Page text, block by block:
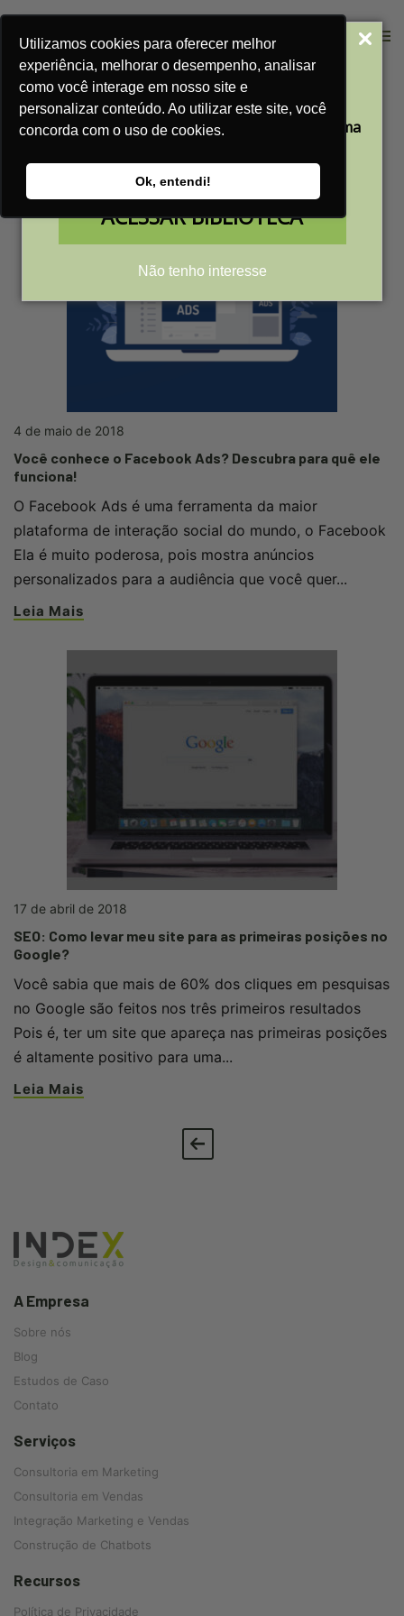
Acesse Nossa
Biblioteca Gratuita
Aprenda a transformar a sua empresa em uma
com nossos conteúdos gratuitos
ACESSAR BIBLIOTECA
Não tenho interesse
Utilizamos cookies para oferecer melhor
experiência, melhorar o desempenho, analisar
como você interage em nosso site e
personalizar conteúdo. Ao utilizar este site, você
concorda com o uso de cookies.
Ok, entendi!
Categorias: Blog
Home Blog Blog
4 de maio de 2018
Você conhece o Facebook Ads? Descubra para quê ele
funciona!
O Facebook Ads é uma ferramenta da maior
plataforma de interação social do mundo, o Facebook
Ela é muito poderosa, pois mostra anúncios
personalizados para a audiência que você quer...
Leia Mais
17 de abril de 2018
SEO: Como levar meu site para as primeiras posições no
Google?
Você sabia que mais de 60% dos cliques em pesquisas
no Google são feitos nos três primeiros resultados
Pois é, ter um site que apareça nas primeiras posições
é altamente positivo para uma...
Leia Mais
A Empresa
Sobre nós
Blog
Estudos de Caso
Contato
Serviços
Consultoria em Marketing
Consultoria em Vendas
Integração Marketing e Vendas
Construção de Chatbots
Recursos
Política de Privacidade